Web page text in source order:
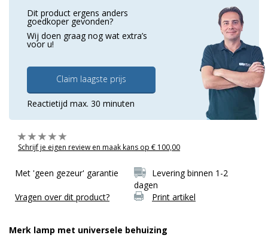
Dit product ergens anders
goedkoper gevonden?
Wij doen graag nog wat extra’s
voor u!
Claim laagste prijs
Reactietijd max. 30 minuten
Schrijf je eigen review en maak kans op € 100,00
Met 'geen gezeur' garantie
Levering binnen 1-2
dagen
Vragen over dit product?
Print artikel
Merk lamp met universele behuizing